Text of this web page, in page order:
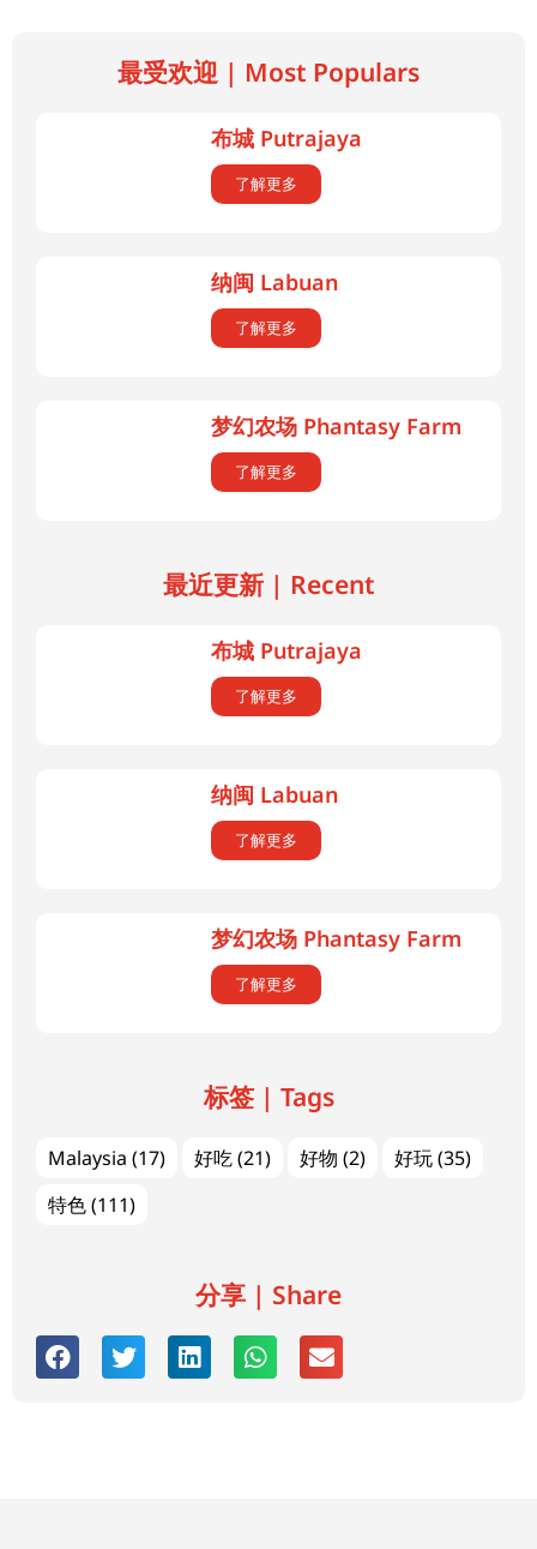
最受欢迎 | Most Populars
布城 Putrajaya
了解更多
纳闽 Labuan
了解更多
梦幻农场 Phantasy Farm
了解更多
最近更新 | Recent
布城 Putrajaya
了解更多
纳闽 Labuan
了解更多
梦幻农场 Phantasy Farm
了解更多
标签 | Tags
Malaysia (17) 好吃(21) 好物 (2) 好玩(35)
特色(111)
分享 | Share